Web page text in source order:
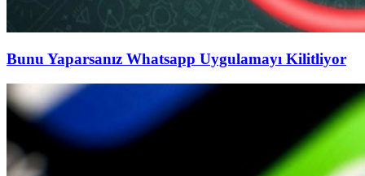
Bunu Yaparsanız Whatsapp Uygulamayı Kilitliyor